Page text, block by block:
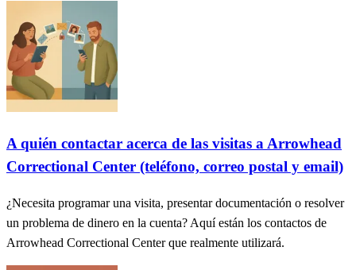
A quién contactar acerca de las visitas a Arrowhead
Correctional Center (teléfono, correo postal y email)
¿Necesita programar una visita, presentar documentación o resolver
un problema de dinero en la cuenta? Aquí están los contactos de
Arrowhead Correctional Center que realmente utilizará.